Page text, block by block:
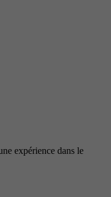
expérience dans le